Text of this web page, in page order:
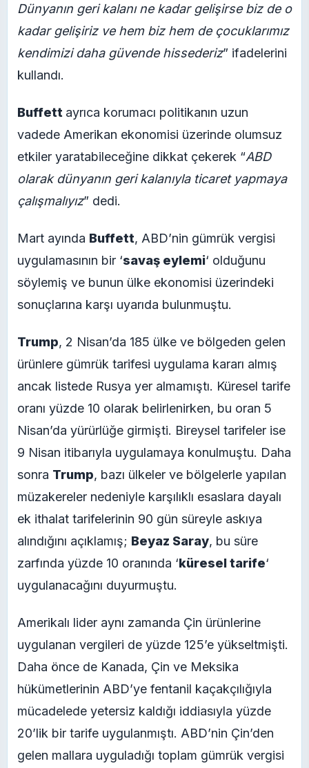
Dünyanın geri kalanı ne kadar gelişirse biz de o
kadar gelişiriz ve hem biz hem de çocuklarımız
kendimizi daha güvende hissederiz” ifadelerini
kullandı.
Buffett ayrıca korumacı politikanın uzun
vadede Amerikan ekonomisi üzerinde olumsuz
etkiler yaratabileceğine dikkat çekerek “ABD
olarak dünyanın geri kalanıyla ticaret yapmaya
çalışmalıyız” dedi.
Mart ayında Buffett, ABD’nin gümrük vergisi
uygulamasının bir ‘savaş eylemi‘ olduğunu
söylemiş ve bunun ülke ekonomisi üzerindeki
sonuçlarına karşı uyarıda bulunmuştu.
Trump, 2 Nisan’da 185 ülke ve bölgeden gelen
ürünlere gümrük tarifesi uygulama kararı almış
ancak listede Rusya yer almamıştı. Küresel tarife
oranı yüzde 10 olarak belirlenirken, bu oran 5
Nisan’da yürürlüğe girmişti. Bireysel tarifeler ise
9 Nisan itibarıyla uygulamaya konulmuştu. Daha
sonra Trump, bazı ülkeler ve bölgelerle yapılan
müzakereler nedeniyle karşılıklı esaslara dayalı
ek ithalat tarifelerinin 90 gün süreyle askıya
alındığını açıklamış; Beyaz Saray, bu süre
zarfında yüzde 10 oranında ‘küresel tarife‘
uygulanacağını duyurmuştu.
Amerikalı lider aynı zamanda Çin ürünlerine
uygulanan vergileri de yüzde 125’e yükseltmişti.
Daha önce de Kanada, Çin ve Meksika
hükümetlerinin ABD’ye fentanil kaçakçılığıyla
mücadelede yetersiz kaldığı iddiasıyla yüzde
20’lik bir tarife uygulanmıştı. ABD’nin Çin’den
gelen mallara uyguladığı toplam gümrük vergisi